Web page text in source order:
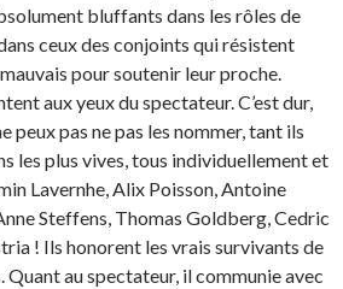
bluffants dans les rôles de
ceux des conjoints qui résistent
pour soutenir leur proche.
aux yeux du spectateur. C’est dur,
peux pas ne pas les nommer, tant ils
les plus vives, tous individuellement et
Lavernhe, Alix Poisson, Antoine
Steffens, Thomas Goldberg, Cedric
! Ils honorent les vrais survivants de
Quant au spectateur, il communie avec